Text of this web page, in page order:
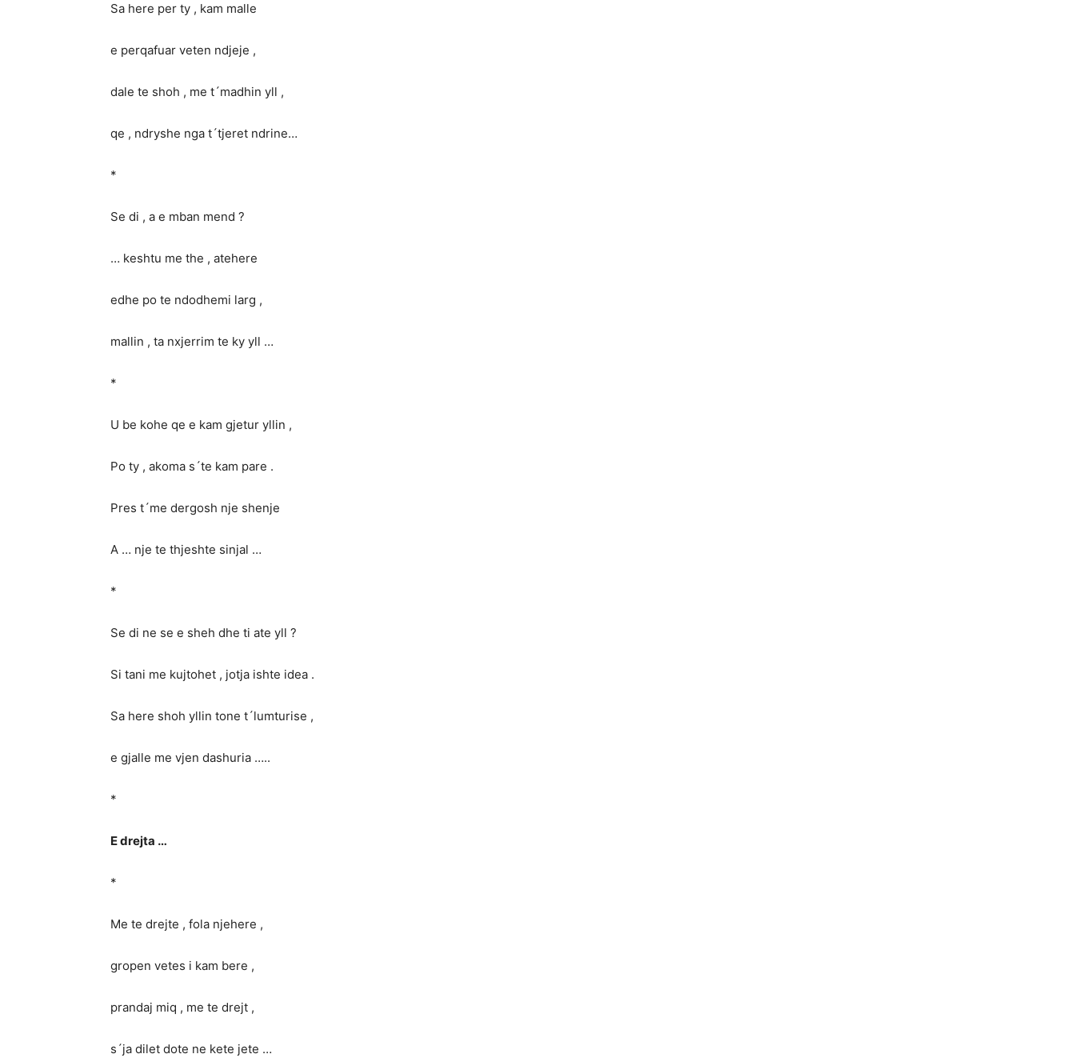
Sa here per ty , kam malle
e perqafuar veten ndjeje ,
dale te shoh , me t´madhin yll ,
qe , ndryshe nga t´tjeret ndrine…
*
Se di , a e mban mend ?
… keshtu me the , atehere
edhe po te ndodhemi larg ,
mallin , ta nxjerrim te ky yll …
*
U be kohe qe e kam gjetur yllin ,
Po ty , akoma s´te kam pare .
Pres t´me dergosh nje shenje
A … nje te thjeshte sinjal …
*
Se di ne se e sheh dhe ti ate yll ?
Si tani me kujtohet , jotja ishte idea .
Sa here shoh yllin tone t´lumturise ,
e gjalle me vjen dashuria …..
*
E drejta …
*
Me te drejte , fola njehere ,
gropen vetes i kam bere ,
prandaj miq , me te drejt ,
s´ja dilet dote ne kete jete …